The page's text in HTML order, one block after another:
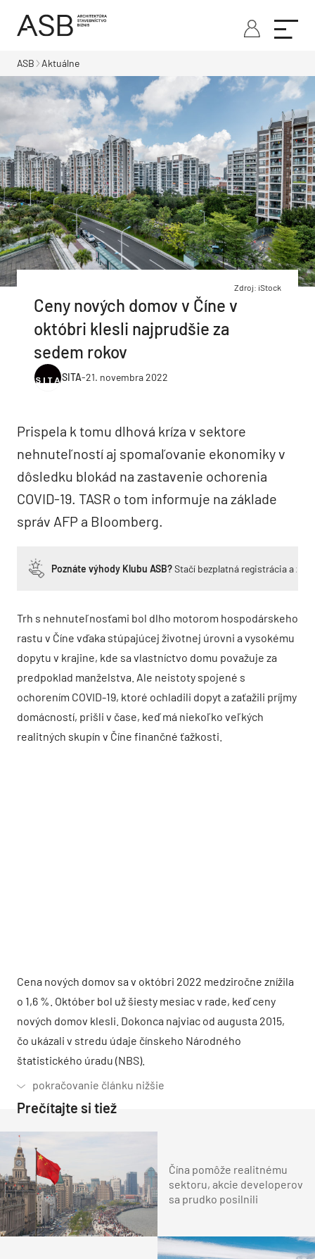
ASB Aktuálne
Zdroj: iStock
Ceny nových domov v Číne v
októbri klesli najprudšie za
sedem rokov
SITA-21. novembra 2022
Prispela k tomu dlhová kríza v sektore
nehnuteľností aj spomaľovanie ekonomiky v
dôsledku blokád na zastavenie ochorenia
COVID-19. TASR o tom informuje na základe
správ AFP a Bloomberg.
Poznáte výhody Klubu ASB?Stačí bezplatná registrácia a
Trh s nehnuteľnosťami bol dlho motorom hospodárskeho
rastu v Číne vďaka stúpajúcej životnej úrovni a vysokému
dopytu v krajine, kde sa vlastníctvo domu považuje za
predpoklad manželstva. Ale neistoty spojené s
ochorením COVID-19, ktoré ochladili dopyt a zaťažili príjmy
domácností, prišli v čase, keď má niekoľko veľkých
realitných skupín v Číne finančné ťažkosti.
Cena nových domov sa v októbri 2022 medziročne znížila
o 1,6 %. Október bol už šiesty mesiac v rade, keď ceny
nových domov klesli. Dokonca najviac od augusta 2015,
čo ukázali v stredu údaje čínskeho Národného
štatistického úradu (NBS).
Prečítajte si tiež
Čína pomôže realitnému
sektoru, akcie developerov
sa prudko posilnili